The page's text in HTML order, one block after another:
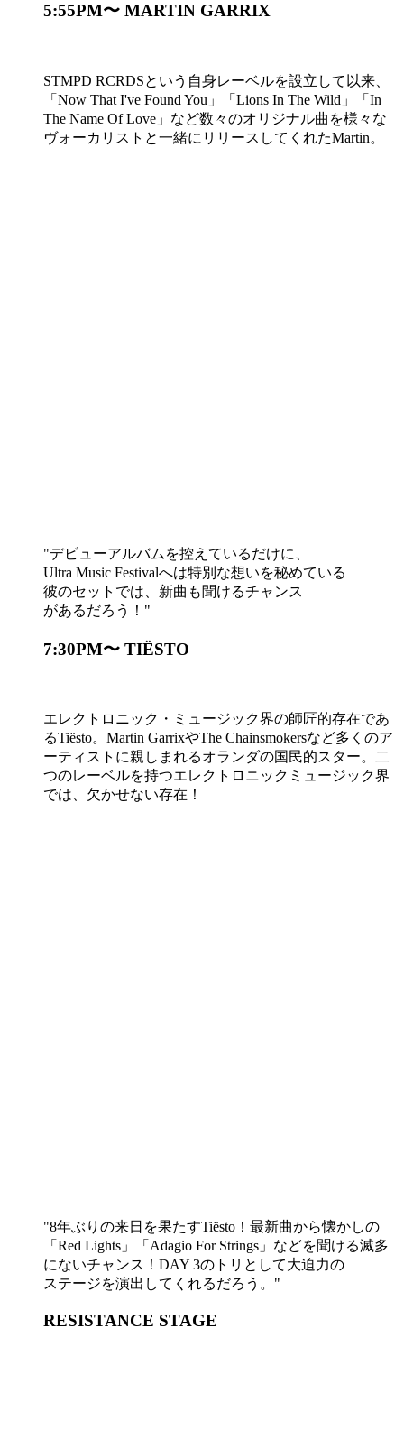
5:55PM〜 MARTIN GARRIX
STMPD RCRDSという自身レーベルを設立して以来、
「Now That I've Found You」「Lions In The Wild」「In
The Name Of Love」など数々のオリジナル曲を様々な
ヴォーカリストと一緒にリリースしてくれたMartin。
デビューアルバムを控えているだけに、
Ultra Music Festivalへは特別な想いを秘めている
彼のセットでは、新曲も聞けるチャンス
があるだろう！
7:30PM〜 TIËSTO
エレクトロニック・ミュージック界の師匠的存在であ
るTiësto。Martin GarrixやThe Chainsmokersなど多くのア
ーティストに親しまれるオランダの国民的スター。二
つのレーベルを持つエレクトロニックミュージック界
では、欠かせない存在！
8年ぶりの来日を果たすTiësto！最新曲から懐かしの
「Red Lights」「Adagio For Strings」などを聞ける滅多
にないチャンス！DAY 3のトリとして大迫力の
ステージを演出してくれるだろう。
RESISTANCE STAGE